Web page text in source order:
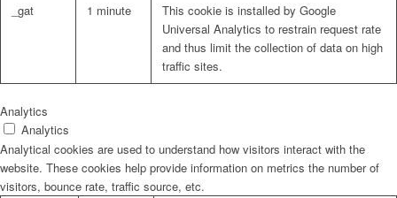
_gat 1 minute
This cookie is installed by Google
Universal Analytics to restrain request rate
and thus limit the collection of data on high
traffic sites.
Analytics
Analytics
Analytical cookies are used to understand how visitors interact with the
website. These cookies help provide information on metrics the number of
visitors, bounce rate, traffic source, etc.